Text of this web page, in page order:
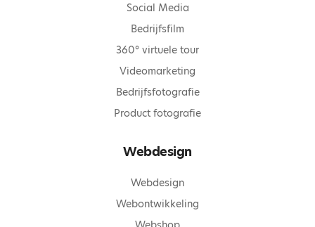
Social Media
Bedrijfsfilm
360° virtuele tour
Videomarketing
Bedrijfsfotografie
Product fotografie
Webdesign
Webdesign
Webontwikkeling